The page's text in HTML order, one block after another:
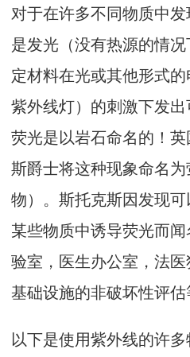
对于在许多不同物质中
是发光（没有热源的情
定材料在光或其他形式
紫外线灯）的刺激下发出
荧光是以岩石命名的！
斯爵士将这种现象命名
物）。斯托克斯因发现
某些物质中诱导荧光而
验室，医生办公室，法
基础设施的非破坏性评估
以下是使用紫外线的许